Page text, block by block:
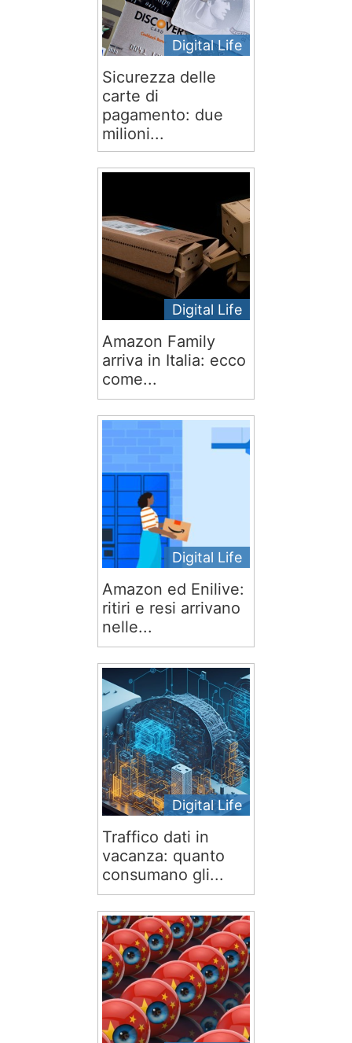
Digital Life
Sicurezza delle
carte di
pagamento: due
milioni...
Digital Life
Amazon Family
arriva in Italia: ecco
come...
Digital Life
Amazon ed Enilive:
ritiri e resi arrivano
nelle...
Digital Life
Traffico dati in
vacanza: quanto
consumano gli...